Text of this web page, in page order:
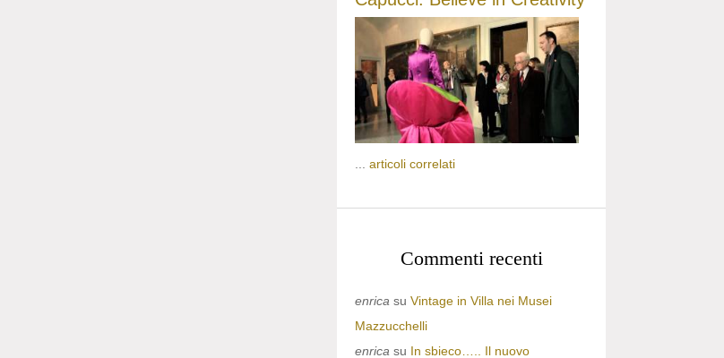
articoli correlati
Commenti recenti
enrica su Vintage in Villa nei Musei
Mazzucchelli
enrica su In sbieco….. Il nuovo